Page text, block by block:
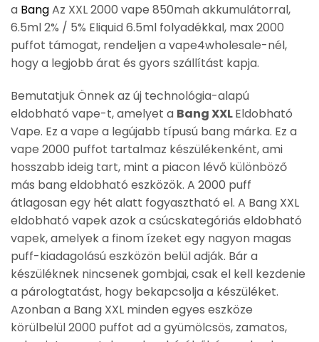
a BangAz XXL 2000 vape 850mah akkumulátorral,
6.5ml 2% / 5% Eliquid 6.5ml folyadékkal, max 2000
puffot támogat, rendeljen a vape4wholesale-nél,
hogy a legjobb árat és gyors szállítást kapja.
Bemutatjuk Önnek az új technológia-alapú
eldobható vape-t, amelyet a Bang XXLEldobható
Vape. Ez a vape a legújabb típusú bang márka. Ez a
vape 2000 puffot tartalmaz készülékenként, ami
hosszabb ideig tart, mint a piacon lévő különböző
más bang eldobható eszközök. A 2000 puff
átlagosan egy hét alatt fogyasztható el. A Bang XXL
eldobható vapek azok a csúcskategóriás eldobható
vapek, amelyek a finom ízeket egy nagyon magas
puff-kiadagolású eszközön belül adják. Bár a
készüléknek nincsenek gombjai, csak el kell kezdenie
a párologtatást, hogy bekapcsolja a készüléket.
Azonban a Bang XXL minden egyes eszköze
körülbelül 2000 puffot ad a gyümölcsös, zamatos,